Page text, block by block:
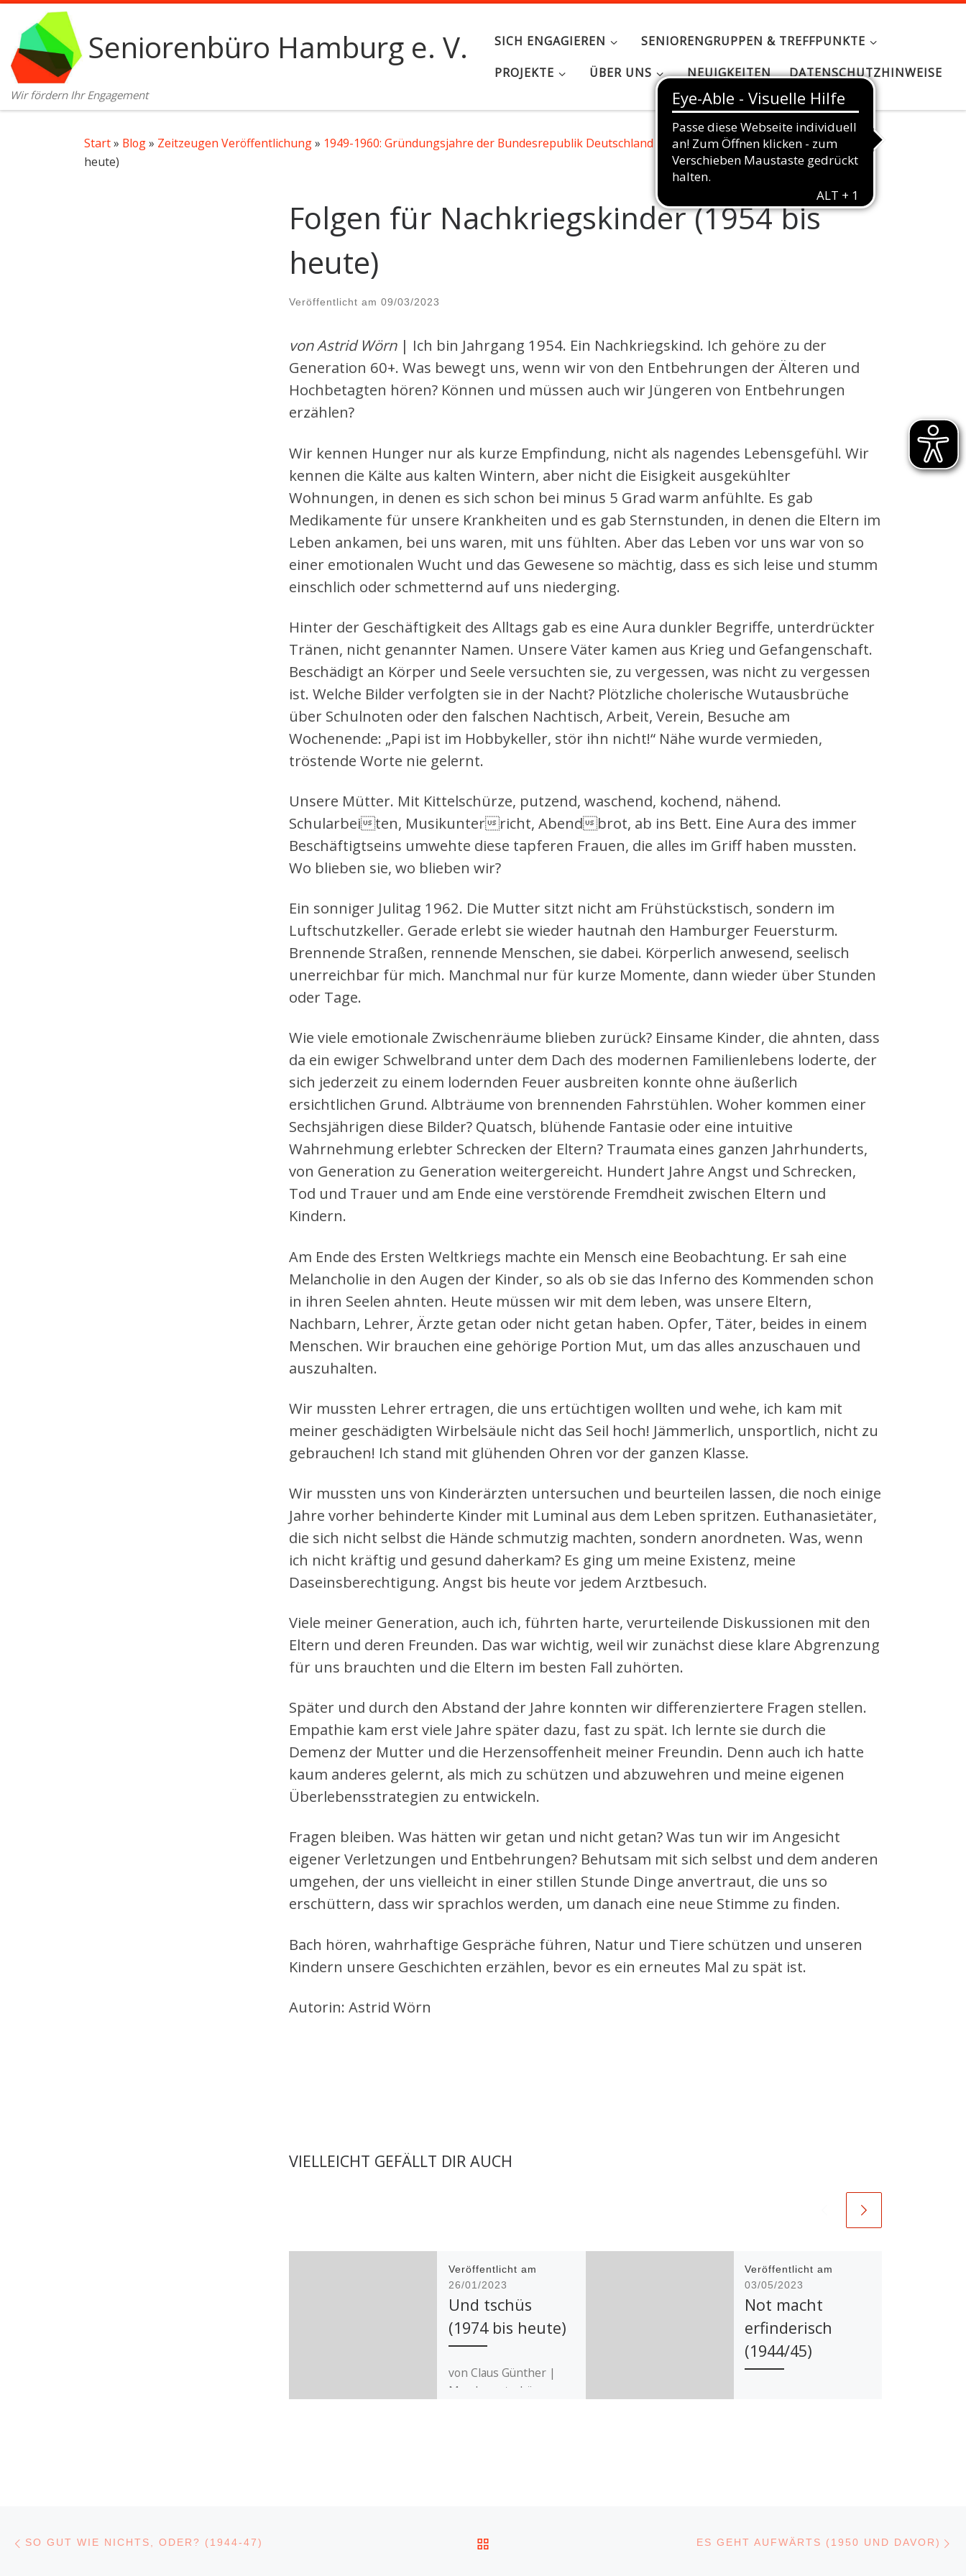
Zum Inhalt springen
Seniorenbüro Hamburg e. V.
Wir fördern Ihr Engagement
SICH ENGAGIEREN
SENIORENGRUPPEN & TREFFPUNKTE
PROJEKTE
ÜBER UNS NEUIGKEITEN DATENSCHUTZHINWEISE
Start» Blog» Zeitzeugen Veröffentlichung» 1949-1960: Gründungsjahre der Bundesrepublik Deutschland
Folgen für Nachkriegskinder (1954 bis
heute)
Folgen für Nachkriegskinder (1954 bis
heute)
Veröffentlicht am 09/03/2023
von Astrid Wörn| Ich bin Jahrgang 1954. Ein Nachkriegskind. Ich gehöre zu der
Generation 60+. Was bewegt uns, wenn wir von den Entbehrungen der Älteren und
Hochbetagten hören? Können und müssen auch wir Jüngeren von Entbehrungen
erzählen?
Wir kennen Hunger nur als kurze Empfindung, nicht als nagendes Lebensgefühl. Wir
kennen die Kälte aus kalten Wintern, aber nicht die Eisigkeit ausgekühlter
Wohnungen, in denen es sich schon bei minus 5 Grad warm anfühlte. Es gab
Medikamente für unsere Krankheiten und es gab Sternstunden, in denen die Eltern im
Leben ankamen, bei uns waren, mit uns fühlten. Aber das Leben vor uns war von so
einer emotionalen Wucht und das Gewesene so mächtig, dass es sich leise und stumm
einschlich oder schmetternd auf uns niederging.
Hinter der Geschäftigkeit des Alltags gab es eine Aura dunkler Begriffe, unterdrückter
Tränen, nicht genannter Namen. Unsere Väter kamen aus Krieg und Gefangenschaft.
Beschädigt an Körper und Seele versuchten sie, zu vergessen, was nicht zu vergessen
ist. Welche Bilder verfolgten sie in der Nacht? Plötzliche cholerische Wutausbrüche
über Schulnoten oder den falschen Nachtisch, Arbeit, Verein, Besuche am
Wochenende: „Papi ist im Hobbykeller, stör ihn nicht!“ Nähe wurde vermieden,
tröstende Worte nie gelernt.
Unsere Mütter. Mit Kittelschürze, putzend, waschend, kochend, nähend.
Schularbeiten, Musikunterricht, Abendbrot, ab ins Bett. Eine Aura des immer
Beschäftigtseins umwehte diese tapferen Frauen, die alles im Griff haben mussten.
Wo blieben sie, wo blieben wir?
Ein sonniger Julitag 1962. Die Mutter sitzt nicht am Frühstückstisch, sondern im
Luftschutzkeller. Gerade erlebt sie wieder hautnah den Hamburger Feuersturm.
Brennende Straßen, rennende Menschen, sie dabei. Körperlich anwesend, seelisch
unerreichbar für mich. Manchmal nur für kurze Momente, dann wieder über Stunden
oder Tage.
Wie viele emotionale Zwischenräume blieben zurück? Einsame Kinder, die ahnten, dass
da ein ewiger Schwelbrand unter dem Dach des modernen Familienlebens loderte, der
sich jederzeit zu einem lodernden Feuer ausbreiten konnte ohne äußerlich
ersichtlichen Grund. Albträume von brennenden Fahrstühlen. Woher kommen einer
Sechsjährigen diese Bilder? Quatsch, blühende Fantasie oder eine intuitive
Wahrnehmung erlebter Schrecken der Eltern? Traumata eines ganzen Jahrhunderts,
von Generation zu Generation weitergereicht. Hundert Jahre Angst und Schrecken,
Tod und Trauer und am Ende eine verstörende Fremdheit zwischen Eltern und
Kindern.
Am Ende des Ersten Weltkriegs machte ein Mensch eine Beobachtung. Er sah eine
Melancholie in den Augen der Kinder, so als ob sie das Inferno des Kommenden schon
in ihren Seelen ahnten. Heute müssen wir mit dem leben, was unsere Eltern,
Nachbarn, Lehrer, Ärzte getan oder nicht getan haben. Opfer, Täter, beides in einem
Menschen. Wir brauchen eine gehörige Portion Mut, um das alles anzuschauen und
auszuhalten.
Wir mussten Lehrer ertragen, die uns ertüchtigen wollten und wehe, ich kam mit
meiner geschädigten Wirbelsäule nicht das Seil hoch! Jämmerlich, unsportlich, nicht zu
gebrauchen! Ich stand mit glühenden Ohren vor der ganzen Klasse.
Wir mussten uns von Kinderärzten untersuchen und beurteilen lassen, die noch einige
Jahre vorher behinderte Kinder mit Luminal aus dem Leben spritzen. Euthanasietäter,
die sich nicht selbst die Hände schmutzig machten, sondern anordneten. Was, wenn
ich nicht kräftig und gesund daherkam? Es ging um meine Existenz, meine
Daseinsberechtigung. Angst bis heute vor jedem Arztbesuch.
Viele meiner Generation, auch ich, führten harte, verurteilende Diskussionen mit den
Eltern und deren Freunden. Das war wichtig, weil wir zunächst diese klare Abgrenzung
für uns brauchten und die Eltern im besten Fall zuhörten.
Später und durch den Abstand der Jahre konnten wir differenziertere Fragen stellen.
Empathie kam erst viele Jahre später dazu, fast zu spät. Ich lernte sie durch die
Demenz der Mutter und die Herzensoffenheit meiner Freundin. Denn auch ich hatte
kaum anderes gelernt, als mich zu schützen und abzuwehren und meine eigenen
Überlebensstrategien zu entwickeln.
Fragen bleiben. Was hätten wir getan und nicht getan? Was tun wir im Angesicht
eigener Verletzungen und Entbehrungen? Behutsam mit sich selbst und dem anderen
umgehen, der uns vielleicht in einer stillen Stunde Dinge anvertraut, die uns so
erschüttern, dass wir sprachlos werden, um danach eine neue Stimme zu finden.
Bach hören, wahrhaftige Gespräche führen, Natur und Tiere schützen und unseren
Kindern unsere Geschichten erzählen, bevor es ein erneutes Mal zu spät ist.
Autorin: Astrid Wörn
VIELLEICHT GEFÄLLT DIR AUCH
Veröffentlicht am
26/01/2023
Und tschüs
(1974 bis heute)
von Claus Günther |
Man kann tschüs
Veröffentlicht am
03/05/2023
Not macht
erfinderisch
(1944/45)
Beitragsnavigation
SO GUT WIE NICHTS, ODER? (1944-47) ES GEHT AUFWÄRTS (1950 UND DAVOR)